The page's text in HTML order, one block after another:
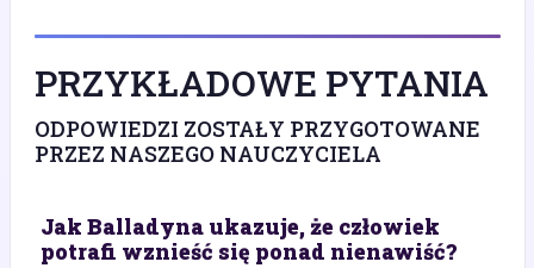
PRZYKŁADOWE PYTANIA
ODPOWIEDZI ZOSTAŁY PRZYGOTOWANE
PRZEZ NASZEGO NAUCZYCIELA
Jak Balladyna ukazuje, że człowiek
potrafi wznieść się ponad nienawiść?